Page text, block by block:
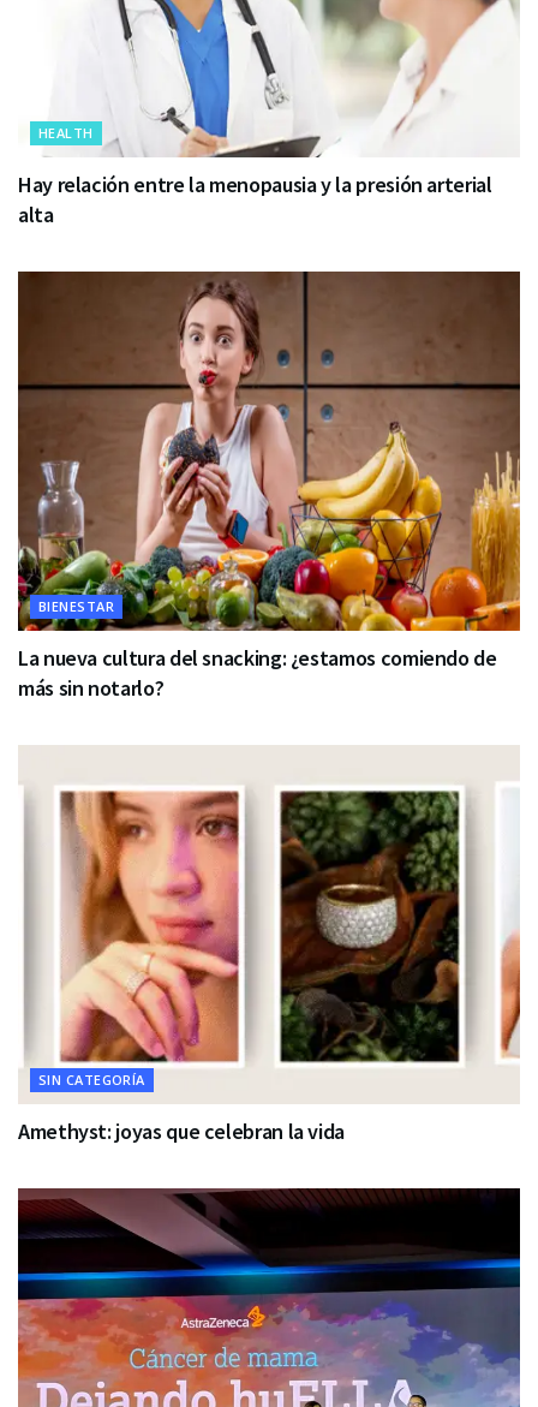
HEALTH
Hay relación entre la menopausia y la presión arterial
alta
BIENESTAR
La nueva cultura del snacking: ¿estamos comiendo de
más sin notarlo?
SIN CATEGORÍA
Amethyst: joyas que celebran la vida